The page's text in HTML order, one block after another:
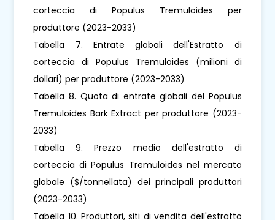
corteccia di Populus Tremuloides per
produttore (2023-2033)
Tabella 7. Entrate globali dell'Estratto di
corteccia di Populus Tremuloides (milioni di
dollari) per produttore (2023-2033)
Tabella 8. Quota di entrate globali del Populus
Tremuloides Bark Extract per produttore (2023-
2033)
Tabella 9. Prezzo medio dell'estratto di
corteccia di Populus Tremuloides nel mercato
globale ($/tonnellata) dei principali produttori
(2023-2033)
Tabella 10. Produttori, siti di vendita dell'estratto